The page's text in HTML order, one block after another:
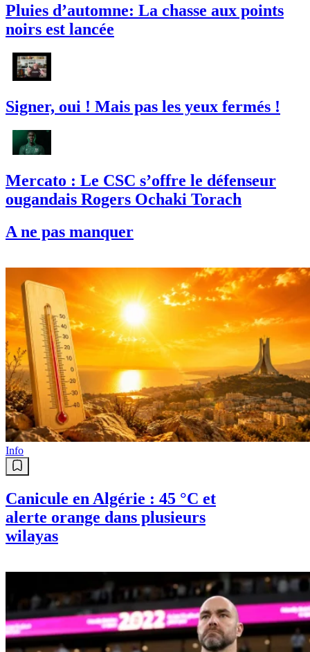
Pluies d’automne: La chasse aux points
noirs est lancée
Signer, oui ! Mais pas les yeux fermés !
Mercato : Le CSC s’offre le défenseur
ougandais Rogers Ochaki Torach
A ne pas manquer
Info
Canicule en Algérie : 45 °C et
alerte orange dans plusieurs
wilayas